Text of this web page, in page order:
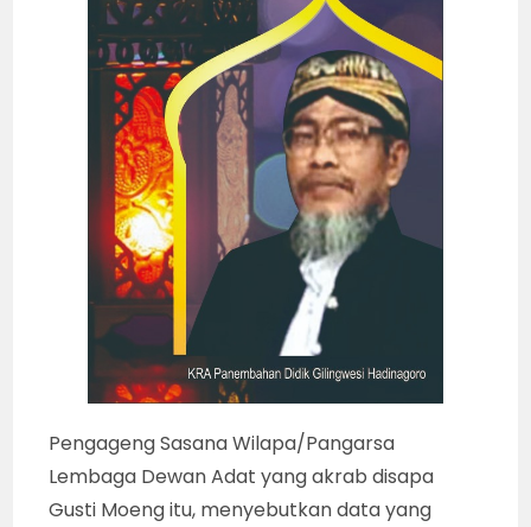
Pengageng Sasana Wilapa/Pangarsa
Lembaga Dewan Adat yang akrab disapa
Gusti Moeng itu, menyebutkan data yang